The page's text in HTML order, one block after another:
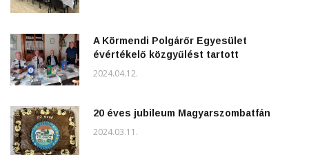
A Körmendi Polgárőr Egyesület
évértékelő közgyűlést tartott
2024.04.12.
20 éves jubileum Magyarszombatfán
2024.03.11.